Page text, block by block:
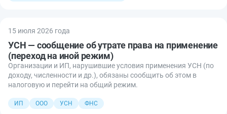
15 июля 2026 года
УСН — сообщение об утрате права на применение
(переход на иной режим)
Организации и ИП, нарушившие условия применения УСН (по
доходу, численности и др.), обязаны сообщить об этом в
налоговую и перейти на общий режим.
ИП ООО УСН ФНС